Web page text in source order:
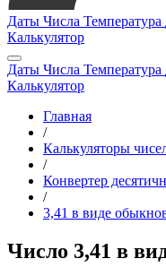
Даты Числа Температура
Калькулятор
Даты Числа Температура
Калькулятор
Главная
/
Калькуляторы
/
Конвертер
/
3,41 в виде
Число 3,41 в